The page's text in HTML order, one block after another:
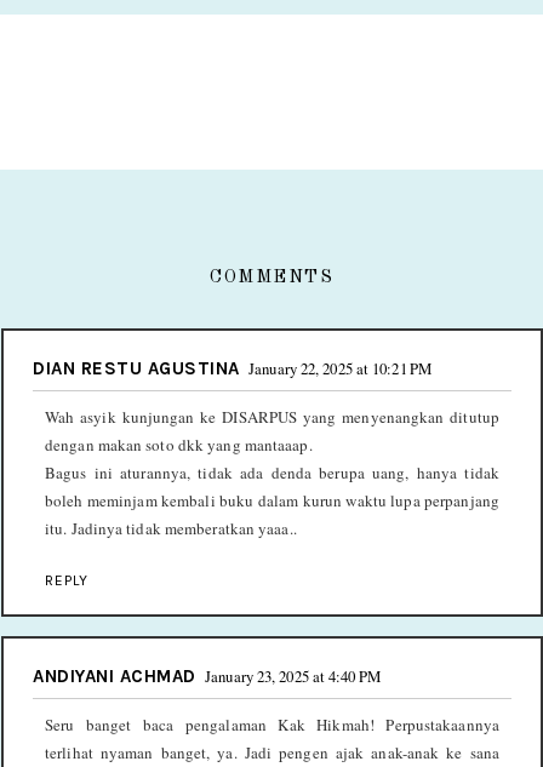
COMMENTS
DIAN RESTU AGUSTINA January 22, 2025 at 10:21 PM
Wah asyik kunjungan ke DISARPUS yang menyenangkan ditutup
dengan makan soto dkk yang mantaaap.
Bagus ini aturannya, tidak ada denda berupa uang, hanya tidak
boleh meminjam kembali buku dalam kurun waktu lupa perpanjang
itu. Jadinya tidak memberatkan yaaa..
REPLY
ANDIYANI ACHMAD January 23, 2025 at 4:40 PM
Seru banget baca pengalaman Kak Hikmah! Perpustakaannya
terlihat nyaman banget, ya. Jadi pengen ajak anak-anak ke sana